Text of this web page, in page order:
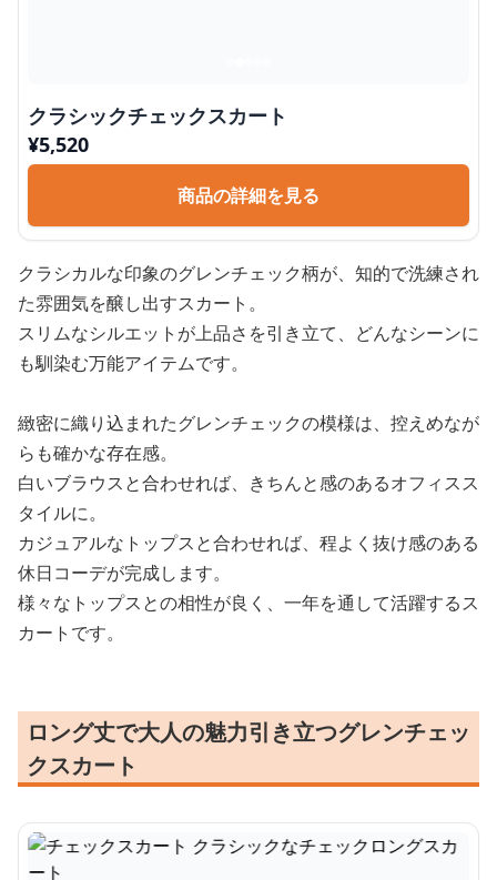
クラシックチェックスカート
¥5,520
商品の詳細を見る
クラシカルな印象のグレンチェック柄が、知的で洗練され
た雰囲気を醸し出すスカート。
スリムなシルエットが上品さを引き立て、どんなシーンに
も馴染む万能アイテムです。
緻密に織り込まれたグレンチェックの模様は、控えめなが
らも確かな存在感。
白いブラウスと合わせれば、きちんと感のあるオフィスス
タイルに。
カジュアルなトップスと合わせれば、程よく抜け感のある
休日コーデが完成します。
様々なトップスとの相性が良く、一年を通して活躍するス
カートです。
ロング丈で大人の魅力引き立つグレンチェッ
クスカート